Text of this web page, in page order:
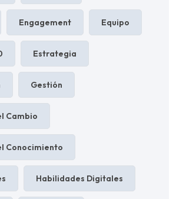
Engagement Equipo
Estrategia
Gestión
Cambio
Conocimiento
Habilidades Digitales